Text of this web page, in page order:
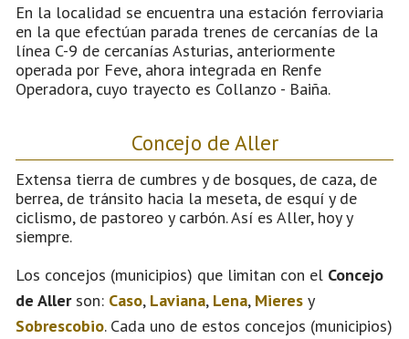
En la localidad se encuentra una estación ferroviaria
en la que efectúan parada trenes de cercanías de la
línea C-9 de cercanías Asturias, anteriormente
operada por Feve, ahora integrada en Renfe
Operadora, cuyo trayecto es Collanzo - Baiña.
Concejo de Aller
Extensa tierra de cumbres y de bosques, de caza, de
berrea, de tránsito hacia la meseta, de esquí y de
ciclismo, de pastoreo y carbón. Así es Aller, hoy y
siempre.
Los concejos (municipios) que limitan con el Concejo
de Allerson: Caso, Laviana, Lena, Mieres y
Sobrescobio. Cada uno de estos concejos (municipios)